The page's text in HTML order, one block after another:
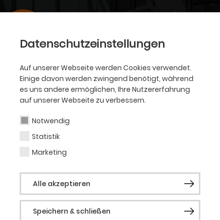
Datenschutzeinstellungen
Auf unserer Webseite werden Cookies verwendet.
Einige davon werden zwingend benötigt, während
es uns andere ermöglichen, Ihre Nutzererfahrung
auf unserer Webseite zu verbessern.
Notwendig
Statistik
Marketing
Alle akzeptieren
Speichern & schließen
SCHAUSPIEL • SEPTEMBER 2024 BIS JULI